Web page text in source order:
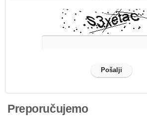
Preporučujemo